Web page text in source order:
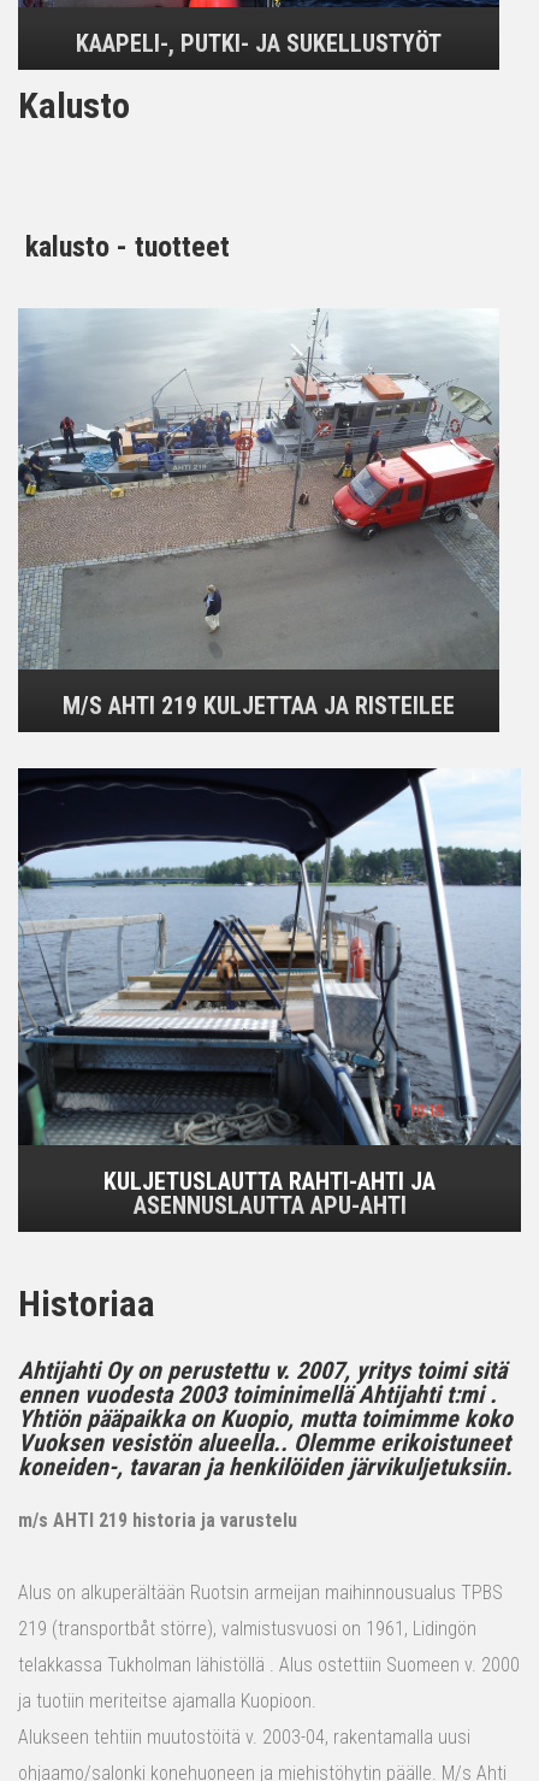
KAAPELI-, PUTKI- JA SUKELLUSTYÖT
Kalusto
kalusto - tuotteet
M/S AHTI 219 KULJETTAA JA RISTEILEE
KULJETUSLAUTTA RAHTI-AHTI JA
ASENNUSLAUTTA APU-AHTI
Historiaa
Ahtijahti Oy on perustettu v. 2007, yritys toimi sitä
ennen vuodesta 2003 toiminimellä Ahtijahti t:mi .
Yhtiön pääpaikka on Kuopio, mutta toimimme koko
Vuoksen vesistön alueella.. Olemme erikoistuneet
koneiden-, tavaran ja henkilöiden järvikuljetuksiin.
m/s AHTI 219 historia ja varustelu
Alus on alkuperältään Ruotsin armeijan maihinnousualus TPBS
219 (transportbåt större), valmistusvuosi on 1961, Lidingön
telakkassa Tukholman lähistöllä . Alus ostettiin Suomeen v. 2000
ja tuotiin meriteitse ajamalla Kuopioon.
Alukseen tehtiin muutostöitä v. 2003-04, rakentamalla uusi
ohjaamo/salonki konehuoneen ja miehistöhytin päälle. M/s Ahti